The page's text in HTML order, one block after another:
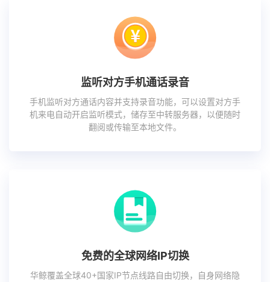
监听对方手机通话录音
手机监听对方通话内容并支持录音功能，可以设置对方手
机来电自动开启监听模式，储存至中转服务器，以便随时
翻阅或传输至本地文件。
免费的全球网络IP切换
华鲸覆盖全球40+国家IP节点线路自由切换，自身网络隐